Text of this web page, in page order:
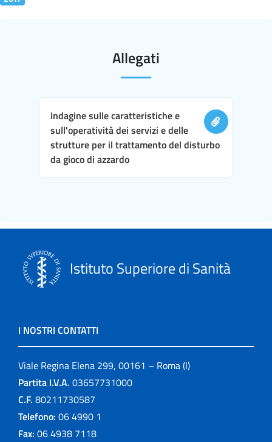
Allegati
Indagine sulle caratteristiche e
sull'operatività dei servizi e delle
strutture per il trattamento del disturbo
da gioco di azzardo
Istituto Superiore di Sanità
I NOSTRI CONTATTI
Viale Regina Elena 299, 00161 – Roma (I)
Partita I.V.A. 03657731000
C.F. 80211730587
Telefono: 06 4990 1
Fax: 06 4938 7118